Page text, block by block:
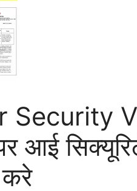
Security
आई